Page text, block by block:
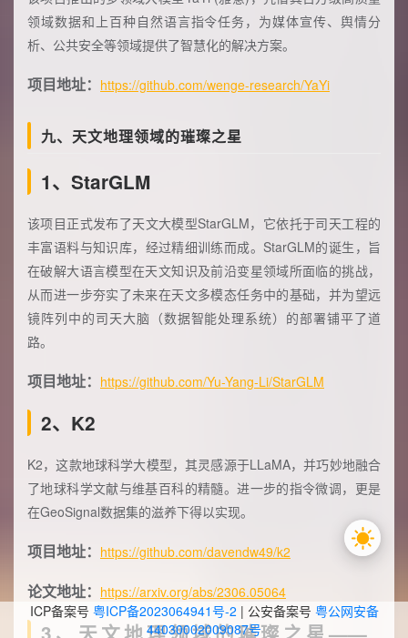
领域数据和上百种自然语言指令任务，为媒体宣传、舆情分
析、公共安全等领域提供了智慧化的解决方案。
项目地址： https://github.com/wenge-research/YaYi
九、天文地理领域的璀璨之星
1、StarGLM
该项目正式发布了天文大模型StarGLM，它依托于司天工程的
丰富语料与知识库，经过精细训练而成。StarGLM的诞生，旨
在破解大语言模型在天文知识及前沿变星领域所面临的挑战，
从而进一步夯实了未来在天文多模态任务中的基础，并为望远
镜阵列中的司天大脑（数据智能处理系统）的部署铺平了道
路。
项目地址： https://github.com/Yu-Yang-Li/StarGLM
2、K2
K2，这款地球科学大模型，其灵感源于LLaMA，并巧妙地融合
了地球科学文献与维基百科的精髓。进一步的指令微调，更是
在GeoSignal数据集的滋养下得以实现。
项目地址： https://github.com/davendw49/k2
论文地址： https://arxiv.org/abs/2306.05064
ICP备案号 粤ICP备2023064941号-2 | 公安备案号 粤公网安备
44030002009087号